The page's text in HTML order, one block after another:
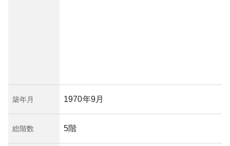
築年月 1970年9月
総階数 5階